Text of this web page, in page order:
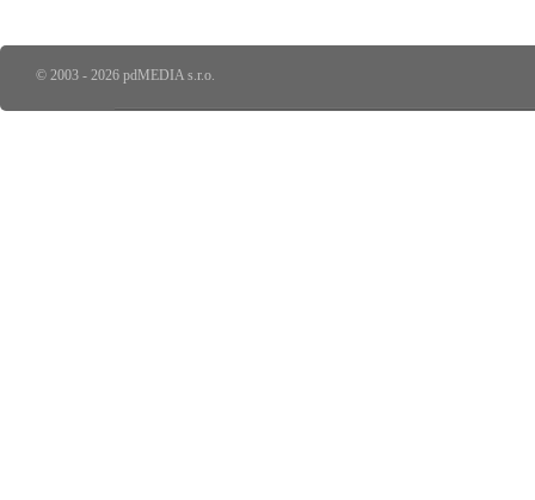
© 2003 - 2026 pdMEDIA s.r.o.